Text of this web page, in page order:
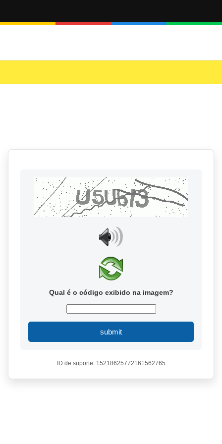
Qual é o código exibido na imagem?
submit
ID de suporte: 15218625772161562765